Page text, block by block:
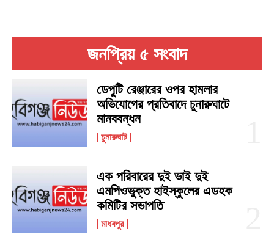
জনপ্রিয় ৫ সংবাদ
ডেপুটি রেঞ্জারের ওপর হামলার
অভিযোগের প্রতিবাদে চুনারুঘাটে
মানববন্ধন
চুনারুঘাট
এক পরিবারের দুই ভাই দুই
এমপিওভুক্ত হাইস্কুলের এডহক
কমিটির সভাপতি
মাধবপুর